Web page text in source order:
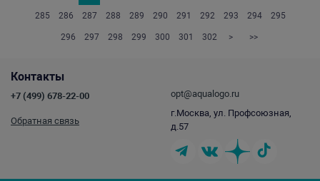
285 286 287 288 289 290 291 292 293 294 295
296 297 298 299 300 301 302 > >>
Контакты
+7 (499) 678-22-00
Обратная связь
opt@aqualogo.ru
г.Москва, ул. Профсоюзная,
д.57